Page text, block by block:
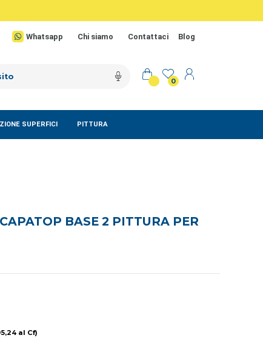
Whatsapp Chi siamo Contattaci Blog
0
SUPERFICI PITTURA
BASE 2 PITTURA PER
al Cf)